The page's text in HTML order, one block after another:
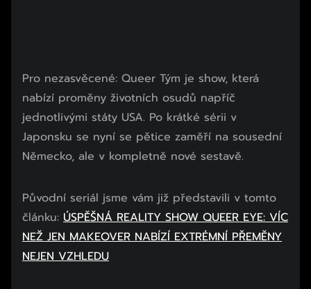
Pro nezasvěcené: Queer Tým je show, která
nabízí proměny životních osudů napříč
jednotlivými státy USA. Po krátké sérii v
Japonsku se nyní se pětice zaměří na sousední
Německo, ale v kompletně nové sestavě.
Původní seriál jsme vám již představili v tomto
článku: ÚSPĚŠNÁ REALITY SHOW QUEER EYE: VÍC
NEŽ JEN MAKEOVER NABÍZÍ EXTRÉMNÍ PŘEMĚNY
NEJEN VZHLEDU